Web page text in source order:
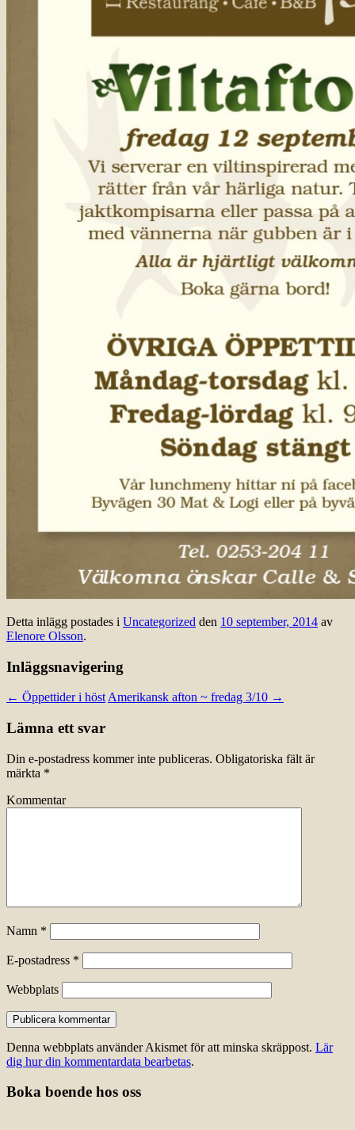
Detta inlägg postades i Uncategorized den 10 september, 2014 av
Elenore Olsson.
Inläggsnavigering
← Öppettider i höst Amerikansk afton ~ fredag 3/10 →
Lämna ett svar
Din e-postadress kommer inte publiceras. Obligatoriska fält är
märkta *
Kommentar
Namn *
E-postadress *
Webbplats
Denna webbplats använder Akismet för att minska skräppost. Lär
dig hur din kommentardata bearbetas.
Boka boende hos oss